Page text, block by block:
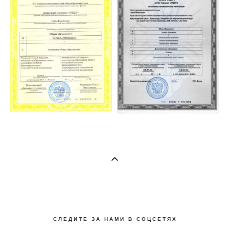
С Л Е Д И Т Е З А Н А М И В С О Ц С Е Т Я Х